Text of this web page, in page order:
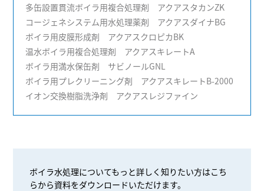
多缶設置貫流ボイラ用複合処理剤 アクアスタカンZK
コージェネシステム用水処理薬剤 アクアスダイナBG
ボイラ用皮膜形成剤 アクアスクロピカBK
温水ボイラ用複合処理剤 アクアスキレートA
ボイラ用満水保缶剤 サビノールGNL
ボイラ用プレクリーニング剤 アクアスキレートB-2000
イオン交換樹脂洗浄剤 アクアスレジファイン
ボイラ水処理についてもっと詳しく知りたい方はこち
らから資料をダウンロードいただけます。